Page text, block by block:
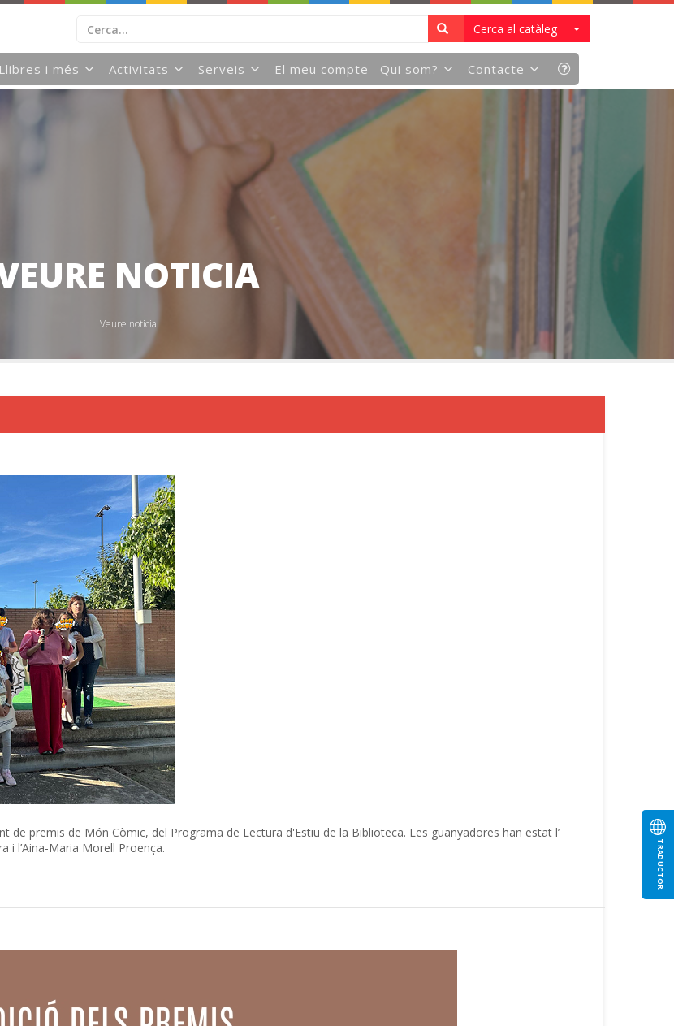
TRADUCTOR
Cerca al catàleg
Llibres i més Activitats Serveis El meu compte Qui som? Contacte
NOTICIA
Veure noticia
de premis de Món Còmic, del Programa de Lectura d'Estiu de la Biblioteca. Les guanyadores han estat l’
i l’Aina-Maria Morell Proença.